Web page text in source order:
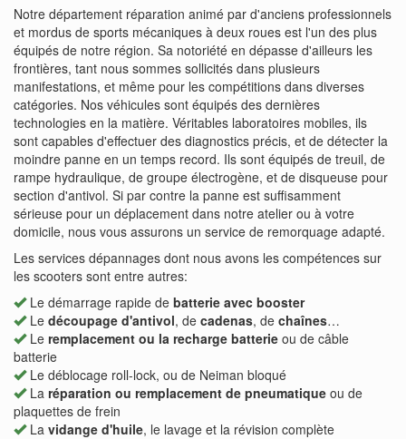
Notre département réparation animé par d'anciens professionnels
et mordus de sports mécaniques à deux roues est l'un des plus
équipés de notre région. Sa notoriété en dépasse d'ailleurs les
frontières, tant nous sommes sollicités dans plusieurs
manifestations, et même pour les compétitions dans diverses
catégories. Nos véhicules sont équipés des dernières
technologies en la matière. Véritables laboratoires mobiles, ils
sont capables d'effectuer des diagnostics précis, et de détecter la
moindre panne en un temps record. Ils sont équipés de treuil, de
rampe hydraulique, de groupe électrogène, et de disqueuse pour
section d'antivol. Si par contre la panne est suffisamment
sérieuse pour un déplacement dans notre atelier ou à votre
domicile, nous vous assurons un service de remorquage adapté.
Les services dépannages dont nous avons les compétences sur
les scooters sont entre autres:
Le démarrage rapide de batterie avec booster
Le découpage d'antivol, de cadenas, de chaînes…
Le remplacement ou la recharge batterie ou de câble
batterie
Le déblocage roll-lock, ou de Neiman bloqué
La réparation ou remplacement de pneumatique ou de
plaquettes de frein
La vidange d'huile, le lavage et la révision complète